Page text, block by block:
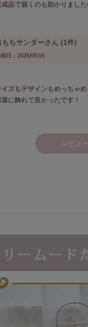
成品で届くのも助かりまし
もちサンダー 1
日 2025/05/15
イズもデザインもめっちゃ
屋に飾れて良かったです！
レビュ